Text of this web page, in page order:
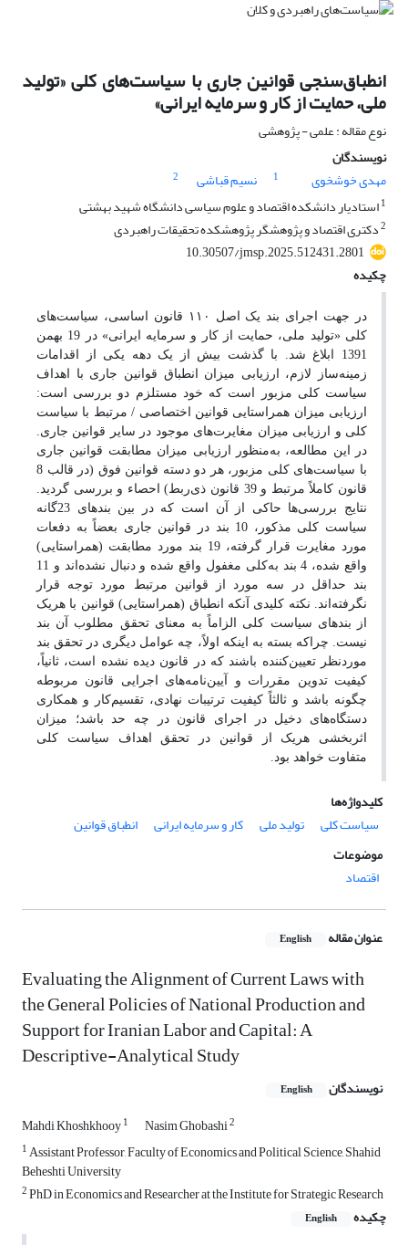
انطباق‌سنجی قوانین جاری با سیاست‌های کلی «تولید
ملی، حمایت از کار و سرمایه ایرانی»
نوع مقاله : علمی - پژوهشی
نویسندگان
مهدی خوشخوی
1 نسیم قباشی
2
1استادیار دانشکده اقتصاد و علوم سیاسی دانشگاه شهید بهشتی
2دکتری اقتصاد و پژوهشگر پژوهشکده تحقیقات راهبردی
10.30507/jmsp.2025.512431.2801
چکیده
در جهت اجرای بند یک اصل ۱۱۰ قانون اساسی، سیاست‌های
کلی «تولید ملی، حمایت از کار و سرمایه ایرانی» در 19 بهمن
1391 ابلاغ شد. با گذشت بیش از یک دهه یکی از اقدامات
زمینه‌ساز لازم، ارزیابی میزان انطباق قوانین جاری با اهداف
سیاست کلی مزبور است که خود مستلزم دو بررسی است:
ارزیابی میزان همراستایی قوانین اختصاصی / مرتبط با سیاست
کلی و ارزیابی میزان مغایرت‌های موجود در سایر قوانین جاری.
در این مطالعه، به‌منظور ارزیابی میزان مطابقت قوانین جاری
با سیاست‌های کلی مزبور، هر دو دسته قوانین فوق (در قالب 8
قانون کاملاً مرتبط و 39 قانون ذی‌ربط) احصاء و بررسی گردید.
نتایج بررسی‌ها حاکی از آن است که در بین بندهای 23گانه
سیاست کلی مذکور، 10 بند در قوانین جاری بعضاً به دفعات
مورد مغایرت قرار گرفته، 19 بند مورد مطابقت (همراستایی)
واقع شده، 4 بند به‌کلی مغفول واقع شده و دنبال نشده‌اند و 11
بند حداقل در سه مورد از قوانین مرتبط مورد توجه قرار
نگرفته‌اند. نکته کلیدی آنکه انطباق (همراستایی) قوانین با هریک
از بندهای سیاست کلی الزاماً به معنای تحقق مطلوب آن بند
نیست. چراکه بسته به اینکه اولاً، چه عوامل دیگری در تحقق بند
موردنظر تعیین‌کننده باشند که در قانون دیده نشده است، ثانیاً،
کیفیت تدوین مقررات و آیین‌نامه‌های اجرایی قانون مربوطه
چگونه باشد و ثالثاً کیفیت ترتیبات نهادی، تقسیم‌کار و همکاری
دستگاه‌های دخیل در اجرای قانون در چه حد باشد؛ میزان
اثربخشی هریک از قوانین در تحقق اهداف سیاست کلی
متفاوت خواهد بود.
کلیدواژه‌ها
سیاست کلی
تولید ملی کار و سرمایه ایرانی
انطباق قوانین
موضوعات
اقتصاد
عنوان مقاله English
Evaluating the Alignment of Current Laws with
the General Policies of National Production and
Support for Iranian Labor and Capital: A
Descriptive-Analytical Study
نویسندگان English
Mahdi Khoshkhooy1 Nasim Ghobashi2
1Assistant Professor, Faculty of Economics and Political Science, Shahid
Beheshti University
2PhD in Economics and Researcher at the Institute for Strategic Research
چکیده
English